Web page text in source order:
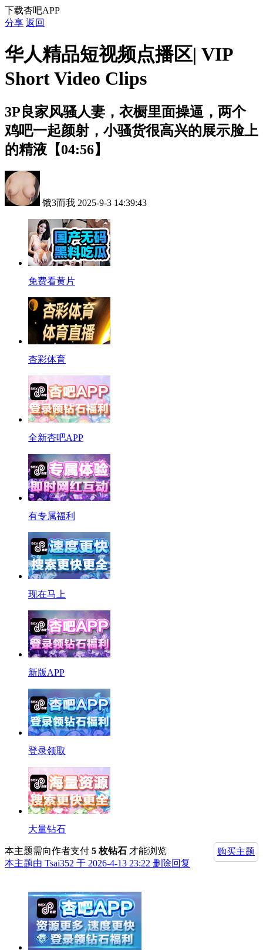
下载杏吧APP
分享 返回
华人精品短视频点播区| VIP
Short Video Clips
3P良家风骚人妻，衣橱里面操逼，两个
鸡吧一起颜射，小骚货很高兴的展示脸上
的精液【04:56】
饿3而我 2025-9-3 14:39:43
免费看黄片
杏彩体育
全新杏吧APP
有专属福利
现在马上
新版APP
登录领取
大量钻石
购买主题
本主题需向作者支付 5 枚钻石 才能浏览
本主题由 Tsai352 于 2026-4-13 23:22 删除回复